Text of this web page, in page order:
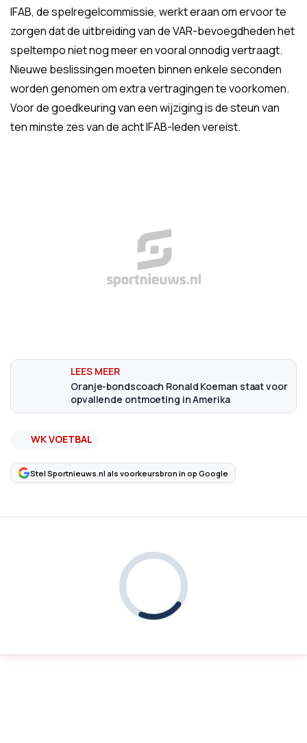
IFAB, de spelregelcommissie, werkt eraan om ervoor te
zorgen dat de uitbreiding van de VAR-bevoegdheden het
speltempo niet nog meer en vooral onnodig vertraagt.
Nieuwe beslissingen moeten binnen enkele seconden
worden genomen om extra vertragingen te voorkomen.
Voor de goedkeuring van een wijziging is de steun van
ten minste zes van de acht IFAB-leden vereist.
Oranje-bondscoach Ronald Koeman staat voor
opvallende ontmoeting in Amerika
WK VOETBAL
Stel Sportnieuws.nl als voorkeursbron in op Google